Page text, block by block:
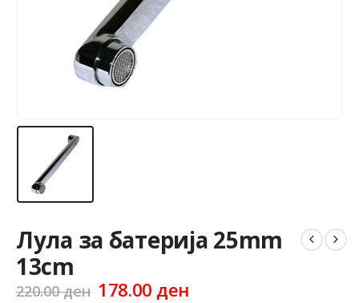
Лула за батерија 25mm
13cm
220.00ден Original
178.00 денCurrent